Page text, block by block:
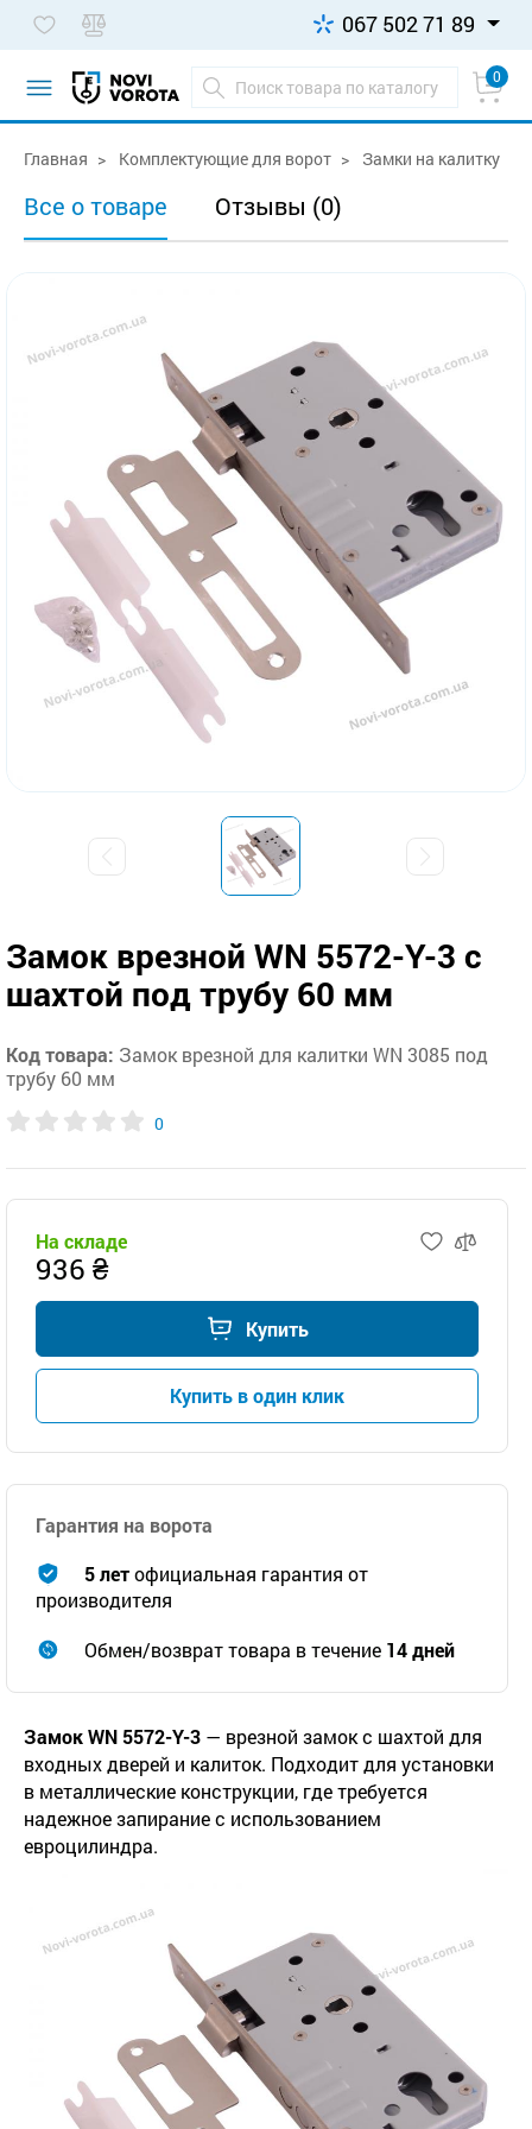
067 502 71 89
0
Главная Комплектующие для ворот Замки на калитку
Все о товаре Отзывы (0)
Замок врезной WN 5572-Y-3 с
шахтой под трубу 60 мм
Код товара: Замок врезной для калитки WN 3085 под
трубу 60 мм
0
На складе
936 ₴
Купить
Купить в один клик
Гарантия на ворота
5 летофициальная гарантия от
производителя
Обмен/возврат товара в течение 14 дней
Замок WN 5572-Y-3 — врезной замок с шахтой для
входных дверей и калиток. Подходит для установки
в металлические конструкции, где требуется
надежное запирание с использованием
евроцилиндра.